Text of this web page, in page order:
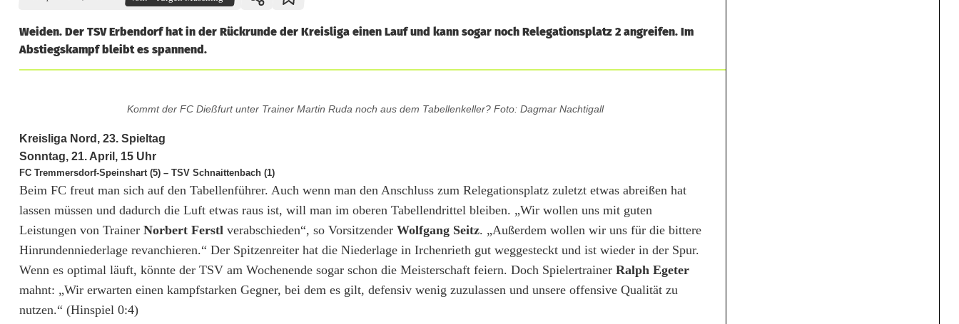
Weiden. Der TSV Erbendorf hat in der Rückrunde der Kreisliga einen Lauf und kann sogar noch Relegationsplatz 2 angreifen. Im
Abstiegskampf bleibt es spannend.
e
i
s
l
i
g
a
Kommt der FC Dießfurt unter Trainer Martin Ruda noch aus dem Tabellenkeller? Foto: Dagmar Nachtigall
Kreisliga Nord, 23. Spieltag
Sonntag, 21. April, 15 Uhr
FC Tremmersdorf-Speinshart (5) – TSV Schnaittenbach (1)
Beim FC freut man sich auf den Tabellenführer. Auch wenn man den Anschluss zum Relegationsplatz zuletzt etwas abreißen hat
lassen müssen und dadurch die Luft etwas raus ist, will man im oberen Tabellendrittel bleiben. „Wir wollen uns mit guten
Leistungen von Trainer Norbert Ferstl verabschieden“, so Vorsitzender Wolfgang Seitz. „Außerdem wollen wir uns für die bittere
Hinrundenniederlage revanchieren.“ Der Spitzenreiter hat die Niederlage in Irchenrieth gut weggesteckt und ist wieder in der Spur.
Wenn es optimal läuft, könnte der TSV am Wochenende sogar schon die Meisterschaft feiern. Doch Spielertrainer Ralph Egeter
mahnt: „Wir erwarten einen kampfstarken Gegner, bei dem es gilt, defensiv wenig zuzulassen und unsere offensive Qualität zu
nutzen.“ (Hinspiel 0:4)